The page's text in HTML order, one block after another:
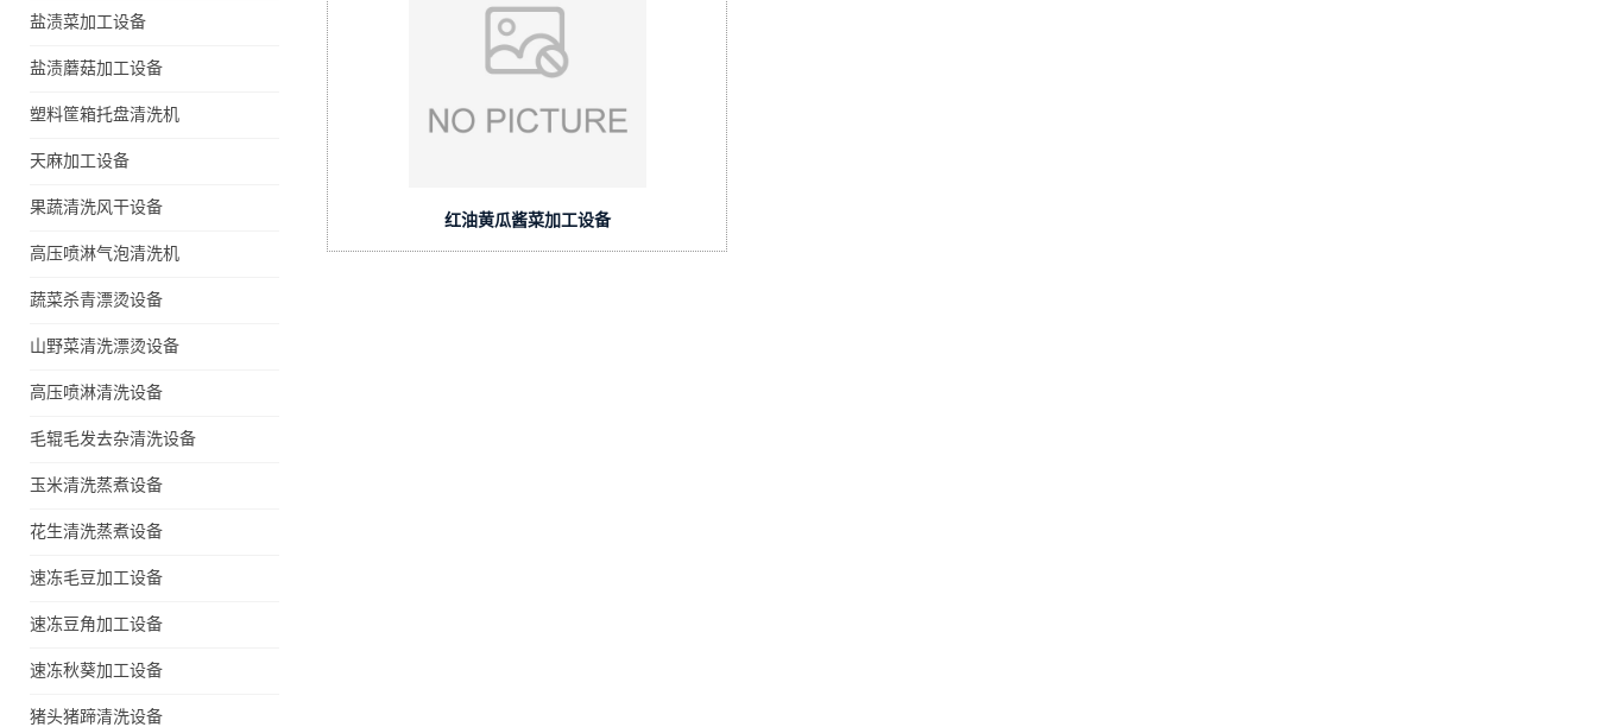
盐渍菜加工设备
盐渍蘑菇加工设备
塑料筐箱托盘清洗机
天麻加工设备
果蔬清洗风干设备
高压喷淋气泡清洗机
蔬菜杀青漂烫设备
山野菜清洗漂烫设备
高压喷淋清洗设备
毛辊毛发去杂清洗设备
玉米清洗蒸煮设备
花生清洗蒸煮设备
速冻毛豆加工设备
速冻豆角加工设备
速冻秋葵加工设备
猪头猪蹄清洗设备
红油黄瓜酱菜加工设备